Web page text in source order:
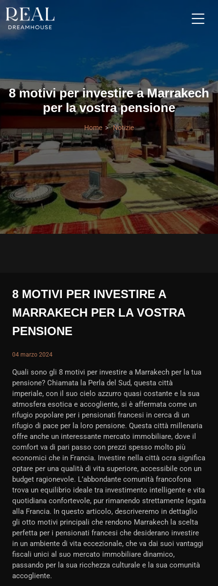
8 motivi per investire a Marrakech
per la vostra pensione
Home Notizie
8 MOTIVI PER INVESTIRE A
MARRAKECH PER LA VOSTRA
PENSIONE
04 marzo 2024
Quali sono gli 8 motivi per investire a Marrakech per la tua
pensione? Chiamata la Perla del Sud, questa città
imperiale, con il suo cielo azzurro quasi costante e la sua
atmosfera esotica e accogliente, si è affermata come un
rifugio popolare per i pensionati francesi in cerca di un
rifugio di pace per la loro pensione. Questa città millenaria
offre anche un interessante mercato immobiliare, dove il
comfort va di pari passo con prezzi spesso molto più
economici che in Francia. Investire nella città ocra significa
optare per una qualità di vita superiore, accessibile con un
budget ragionevole. L’abbondante comunità francofona
trova un equilibrio ideale tra investimento intelligente e vita
quotidiana confortevole, pur rimanendo strettamente legata
alla Francia. In questo articolo, descriveremo in dettaglio
gli otto motivi principali che rendono Marrakech la scelta
perfetta per i pensionati francesi che desiderano investire
in un ambiente di vita eccezionale, che va dai suoi vantaggi
fiscali unici al suo mercato immobiliare dinamico,
passando per la sua ricchezza culturale e la sua comunità
accogliente.